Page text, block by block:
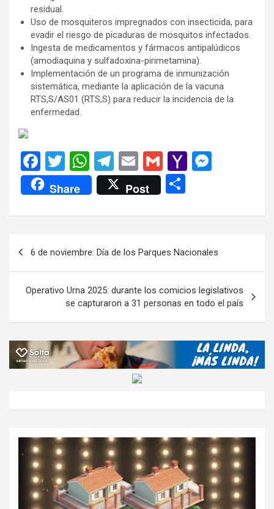
residual.
Uso de mosquiteros impregnados con insecticida, para
evadir el riesgo de picaduras de mosquitos infectados.
Ingesta de medicamentos y fármacos antipalúdicos
(amodiaquina y sulfadoxina-pirimetamina).
Implementación de un programa de inmunización
sistemática, mediante la aplicación de la vacuna
RTS,S/AS01 (RTS,S) para reducir la incidencia de la
enfermedad.
F
a
ce
b
o
k
T
wi
tt
er
W
h
at
s
p
p
T
el
e
gr
m
E
m
ail
G
m
ail
Y
o
M
ail
n
er
Share Post
m
p
ar
tir
entradas
6 de noviembre: Día de los Parques Nacionales
Operativo Urna 2025: durante los comicios legislativos
se capturaron a 31 personas en todo el país